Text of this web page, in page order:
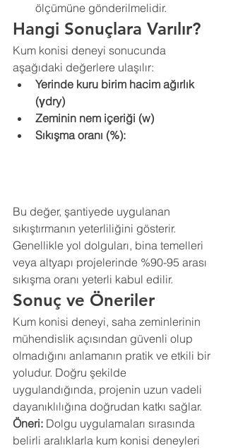
ölçümüne gönderilmelidir.
Hangi Sonuçlara Varılır?
Kum konisi deneyi sonucunda
aşağıdaki değerlere ulaşılır:
Yerinde kuru birim hacim ağırlık
(γdry)
Zeminin nem içeriği (w)
Sıkışma oranı (%):
Bu değer, şantiyede uygulanan
sıkıştırmanın yeterliliğini gösterir.
Genellikle yol dolguları, bina temelleri
veya altyapı projelerinde %90-95 arası
sıkışma oranı yeterli kabul edilir.
Sonuç ve Öneriler
Kum konisi deneyi, saha zeminlerinin
mühendislik açısından güvenli olup
olmadığını anlamanın pratik ve etkili bir
yoludur. Doğru şekilde
uygulandığında, projenin uzun vadeli
dayanıklılığına doğrudan katkı sağlar.
Öneri: Dolgu uygulamaları sırasında
belirli aralıklarla kum konisi deneyleri